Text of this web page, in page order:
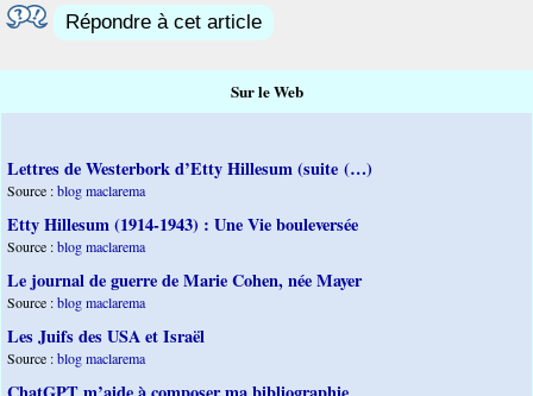
Répondre à cet article
Sur le Web
Lettres de Westerbork d’Etty Hillesum (suite (…)
Source :blog maclarema
Etty Hillesum (1914-1943) : Une Vie bouleversée
Source :blog maclarema
Le journal de guerre de Marie Cohen, née Mayer
Source :blog maclarema
Les Juifs des USA et Israël
Source :blog maclarema